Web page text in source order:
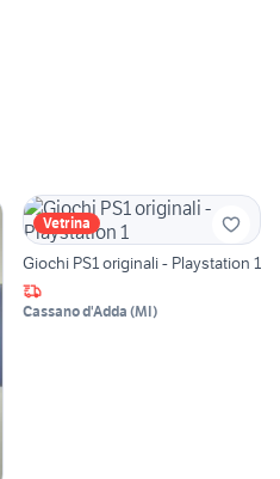
Vetrina
Giochi PS1 originali - Playstation 1
Cassano d'Adda (MI)